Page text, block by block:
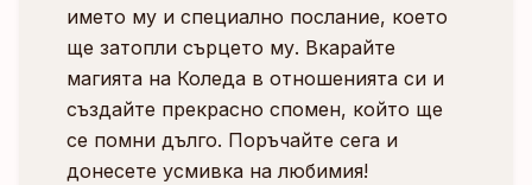
името му и специално послание, което
ще затопли сърцето му. Вкарайте
магията на Коледа в отношенията си и
създайте прекрасно спомен, който ще
се помни дълго. Поръчайте сега и
донесете усмивка на любимия!